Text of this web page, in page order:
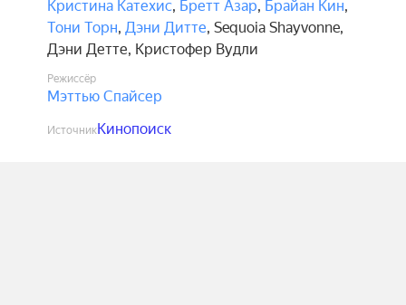
Кристина Катехис, Бретт Азар, Брайан Кин,
Тони Торн, Дэни Дитте, Sequoia Shayvonne,
Дэни Детте, Кристофер Вудли
Режиссёр
Мэттью Спайсер
ИсточникКинопоиск